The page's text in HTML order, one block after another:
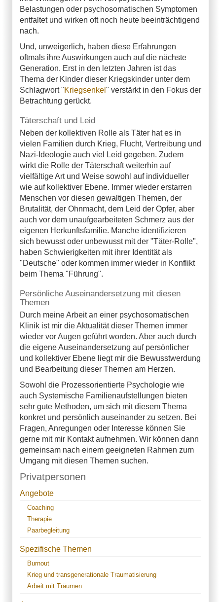
Belastungen oder psychosomatischen Symptomen
entfaltet und wirken oft noch heute beeinträchtigend
nach.
Und, unweigerlich, haben diese Erfahrungen
oftmals ihre Auswirkungen auch auf die nächste
Generation. Erst in den letzten Jahren ist das
Thema der Kinder dieser Kriegskinder unter dem
Schlagwort "Kriegsenkel " verstärkt in den Fokus der
Betrachtung gerückt.
Täterschaft und Leid
Neben der kollektiven Rolle als Täter hat es in
vielen Familien durch Krieg, Flucht, Vertreibung und
Nazi-Ideologie auch viel Leid gegeben. Zudem
wirkt die Rolle der Täterschaft weiterhin auf
vielfältige Art und Weise sowohl auf individueller
wie auf kollektiver Ebene. Immer wieder erstarren
Menschen vor diesen gewaltigen Themen, der
Brutalität, der Ohnmacht, dem Leid der Opfer, aber
auch vor dem unaufgearbeiteten Schmerz aus der
eigenen Herkunftsfamilie. Manche identifizieren
sich bewusst oder unbewusst mit der "Täter-Rolle",
haben Schwierigkeiten mit ihrer Identität als
"Deutsche" oder kommen immer wieder in Konflikt
beim Thema "Führung".
Persönliche Auseinandersetzung mit diesen
Themen
Durch meine Arbeit an einer psychosomatischen
Klinik ist mir die Aktualität dieser Themen immer
wieder vor Augen geführt worden. Aber auch durch
die eigene Auseinandersetzung auf persönlicher
und kollektiver Ebene liegt mir die Bewusstwerdung
und Bearbeitung dieser Themen am Herzen.
Sowohl die Prozessorientierte Psychologie wie
auch Systemische Familienaufstellungen bieten
sehr gute Methoden, um sich mit diesem Thema
konkret und persönlich auseinander zu setzen. Bei
Fragen, Anregungen oder Interesse können Sie
gerne mit mir Kontakt aufnehmen. Wir können dann
gemeinsam nach einem geeigneten Rahmen zum
Umgang mit diesen Themen suchen.
Privatpersonen
Angebote
Coaching
Therapie
Paarbegleitung
Spezifische Themen
Burnout
Krieg und transgenerationale Traumatisierung
Arbeit mit Träumen